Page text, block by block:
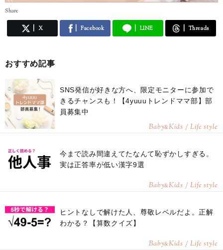
Share
X Facebook LINE Threads
おすすめ記事
SNS発信が好きな方へ、限定モニターに参加で
きるチャンスも！【4yuuuトレンドママ部】部
員募集中
Baby&Kids / Life style
今まで読み間違えてたなんて恥ずかしすぎる。
実は正答率が低い漢字9選
Baby&Kids / Life style
ヒントなしで解けた人、尊敬レベルだよ。正解
わかる？【算数クイズ】
Baby&Kids / Life style